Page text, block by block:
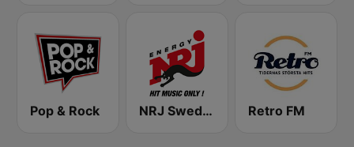
Pop & Rock NRJ Sweden Retro FM